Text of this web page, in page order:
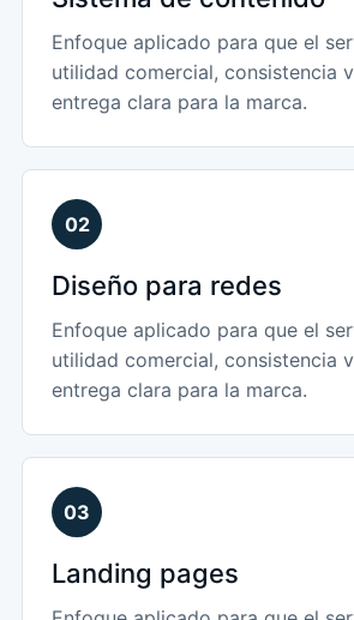
Enfoque aplicado para que el
utilidad comercial, consistencia
entrega clara para la marca.
02
Diseño para redes
Enfoque aplicado para que el
utilidad comercial, consistencia
entrega clara para la marca.
03
Landing pages